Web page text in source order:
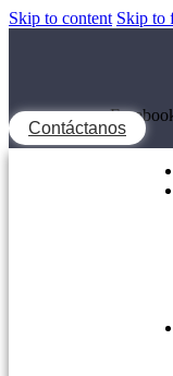
Skip to content Skip to
Contáctanos